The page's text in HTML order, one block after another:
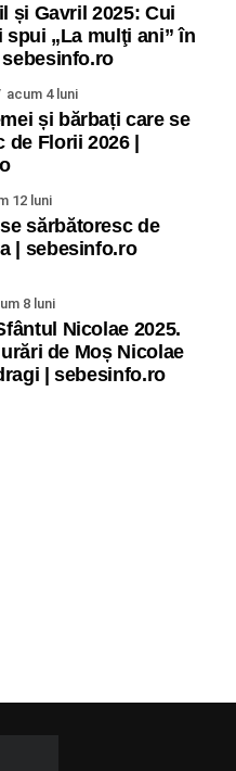
și Gavril 2025: Cui
spui „La mulţi ani” în
acum 4 luni
și bărbați care se
de Florii 2026 |
12 luni
sărbătoresc de
| sebesinfo.ro
8 luni
Nicolae 2025.
de Moș Nicolae
| sebesinfo.ro